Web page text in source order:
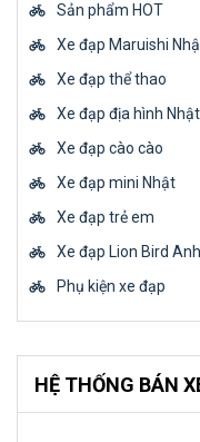
Sản phẩm HOT
Xe đạp Maruishi
Xe đạp thể thao
Xe đạp địa hình Nhật
Xe đạp cào cào
Xe đạp mini Nhật
Xe đạp trẻ em
Xe đạp Lion Bird
Phụ kiện xe đạp
HỆ THỐNG BÁN